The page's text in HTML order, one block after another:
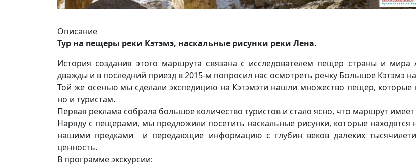
Описание
Тур на пещеры реки Кэтэмэ, наскальные рисунки реки Лена.
История создания этого маршрута связана с исследователем пещер страны и
дважды и в последний приезд в 2015-м попросил нас осмотреть речку Большое Кэтэмэ
Той же осенью мы сделали экспедицию на Кэтэмэти нашли множество пещер, которые
но и туристам.
Первая реклама собрала большое количество туристов и стало ясно, что маршрут имеет
Наряду с пещерами, мы предложили посетить наскальные рисунки, которые находятся
нашими предками и передающие информацию с глубин веков далеких
ценность.
В программе экскурсии: